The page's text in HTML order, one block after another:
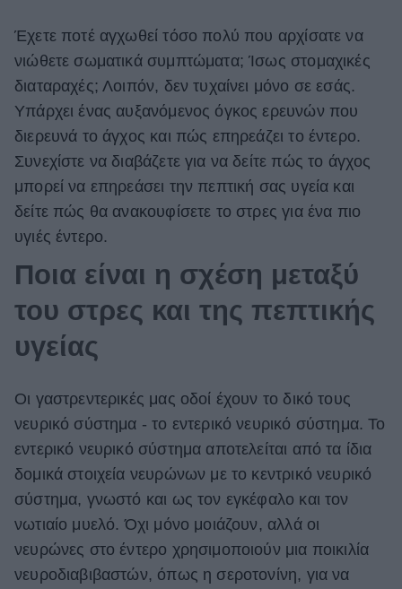
Green
Αφιερώματα
ΒΟΞ
Χωρίς Ταμπέλες
Women's Forum
Hautes Grecians
Γάμος
Market News
Έχετε ποτέ αγχωθεί τόσο πολύ που αρχίσατε να
νιώθετε σωματικά συμπτώματα; Ίσως στομαχικές
διαταραχές; Λοιπόν, δεν τυχαίνει μόνο σε εσάς.
Υπάρχει ένας αυξανόμενος όγκος ερευνών που
διερευνά το άγχος και πώς επηρεάζει το έντερο.
Συνεχίστε να διαβάζετε για να δείτε πώς το άγχος
μπορεί να επηρεάσει την πεπτική σας υγεία και
δείτε πώς θα ανακουφίσετε το στρες για ένα πιο
υγιές έντερο.
Ποια είναι η σχέση μεταξύ
του στρες και της πεπτικής
υγείας
Οι γαστρεντερικές μας οδοί έχουν το δικό τους
νευρικό σύστημα - το εντερικό νευρικό σύστημα. Το
εντερικό νευρικό σύστημα αποτελείται από τα ίδια
δομικά στοιχεία νευρώνων με το κεντρικό νευρικό
σύστημα, γνωστό και ως τον εγκέφαλο και τον
νωτιαίο μυελό. Όχι μόνο μοιάζουν, αλλά οι
νευρώνες στο έντερο χρησιμοποιούν μια ποικιλία
νευροδιαβιβαστών, όπως η σεροτονίνη, για να